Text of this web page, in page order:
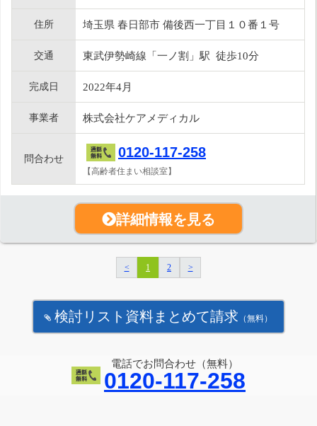
住所 埼玉県 春日部市 備後西一丁目１０番１号
交通 東武伊勢崎線「一ノ割」駅 徒歩10分
完成日 2022年4月
事業者 株式会社ケアメディカル
問合わせ 0120-117-258
【高齢者住まい相談室】
詳細情報を見る
< 1 2 >
検討リスト資料まとめて請求 （無料）
電話でお問合わせ（無料）
0120-117-258